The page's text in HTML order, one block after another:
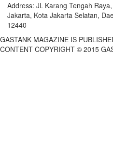
Address: Jl. Karang Tengah
Jakarta, Kota Jakarta Selatan,
12440
GASTANK MAGAZINE IS
CONTENT COPYRIGHT © 2015